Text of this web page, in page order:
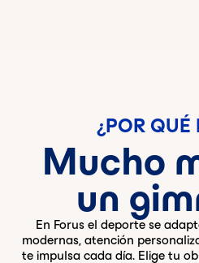
¿POR QUÉ
Mucho
un
En Forus el deporte se
modernas, atención
te impulsa cada día. Elige tu